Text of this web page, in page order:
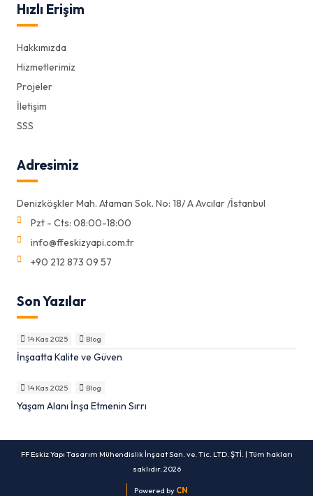
Hızlı Erişim
Hakkımızda
Hizmetlerimiz
Projeler
İletişim
SSS
Adresimiz
Denizköşkler Mah. Ataman Sok. No: 18/ A Avcılar /İstanbul
Pzt - Cts: 08:00-18:00
info@ffeskizyapi.com.tr
+90 212 873 09 57
Son Yazılar
14 Kas 2025 Blog
İnşaatta Kalite ve Güven
14 Kas 2025 Blog
Yaşam Alanı İnşa Etmenin Sırrı
FF Eskiz Yapı Tasarım Mühendislik İnşaat San. ve. Tic. LTD. ŞTİ. | Tüm hakları
saklıdır. 2026
Powered by CN